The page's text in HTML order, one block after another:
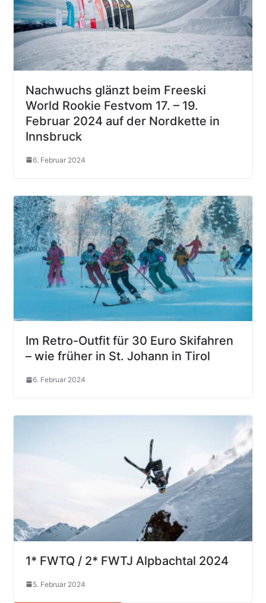
Nachwuchs glänzt beim Freeski
World Rookie Festvom 17. – 19.
Februar 2024 auf der Nordkette in
Innsbruck
6. Februar 2024
Im Retro-Outfit für 30 Euro Skifahren
– wie früher in St. Johann in Tirol
6. Februar 2024
1* FWTQ / 2* FWTJ Alpbachtal 2024
5. Februar 2024